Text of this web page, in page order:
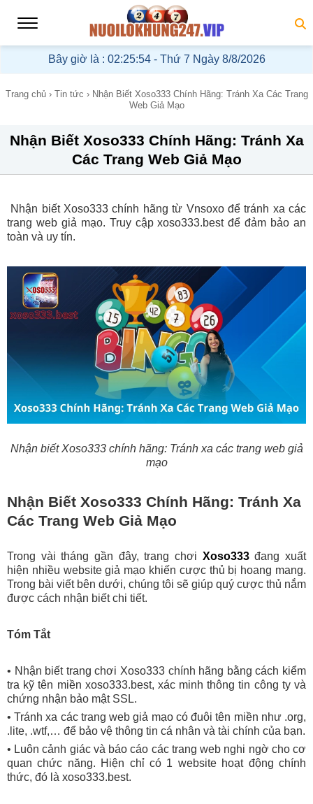
Bây giờ là : 02:25:55 - Thứ 7 Ngày 8/8/2026
Trang chủ› Tin tức › Nhận Biết Xoso333 Chính Hãng: Tránh Xa Các Trang
Web Giả Mạo
Nhận Biết Xoso333 Chính Hãng: Tránh Xa
Các Trang Web Giả Mạo
Nhận biết Xoso333 chính hãng từ Vnsoxo để tránh xa các
trang web giả mạo. Truy cập xoso333.best để đảm bảo an
toàn và uy tín.
Nhận biết Xoso333 chính hãng: Tránh xa các trang web giả
mạo
Nhận Biết Xoso333 Chính Hãng: Tránh Xa
Các Trang Web Giả Mạo
Trong vài tháng gần đây, trang chơi Xoso333đang xuất
hiện nhiều website giả mạo khiến cược thủ bị hoang mang.
Trong bài viết bên dưới, chúng tôi sẽ giúp quý cược thủ nắm
được cách nhận biết chi tiết.
Tóm Tắt
• Nhận biết trang chơi Xoso333 chính hãng bằng cách kiểm
tra kỹ tên miền xoso333.best, xác minh thông tin công ty và
chứng nhận bảo mật SSL.
• Tránh xa các trang web giả mạo có đuôi tên miền như .org,
.lite, .wtf,… để bảo vệ thông tin cá nhân và tài chính của bạn.
• Luôn cảnh giác và báo cáo các trang web nghi ngờ cho cơ
quan chức năng. Hiện chỉ có 1 website hoạt động chính
thức, đó là xoso333.best.